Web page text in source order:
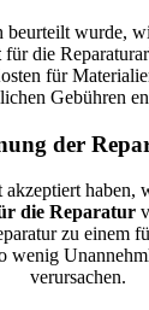
beurteilt wurde,
für die
für
Gebühren
der
akzeptiert haben,
die Reparatur
zu einem
wenig
verursachen.